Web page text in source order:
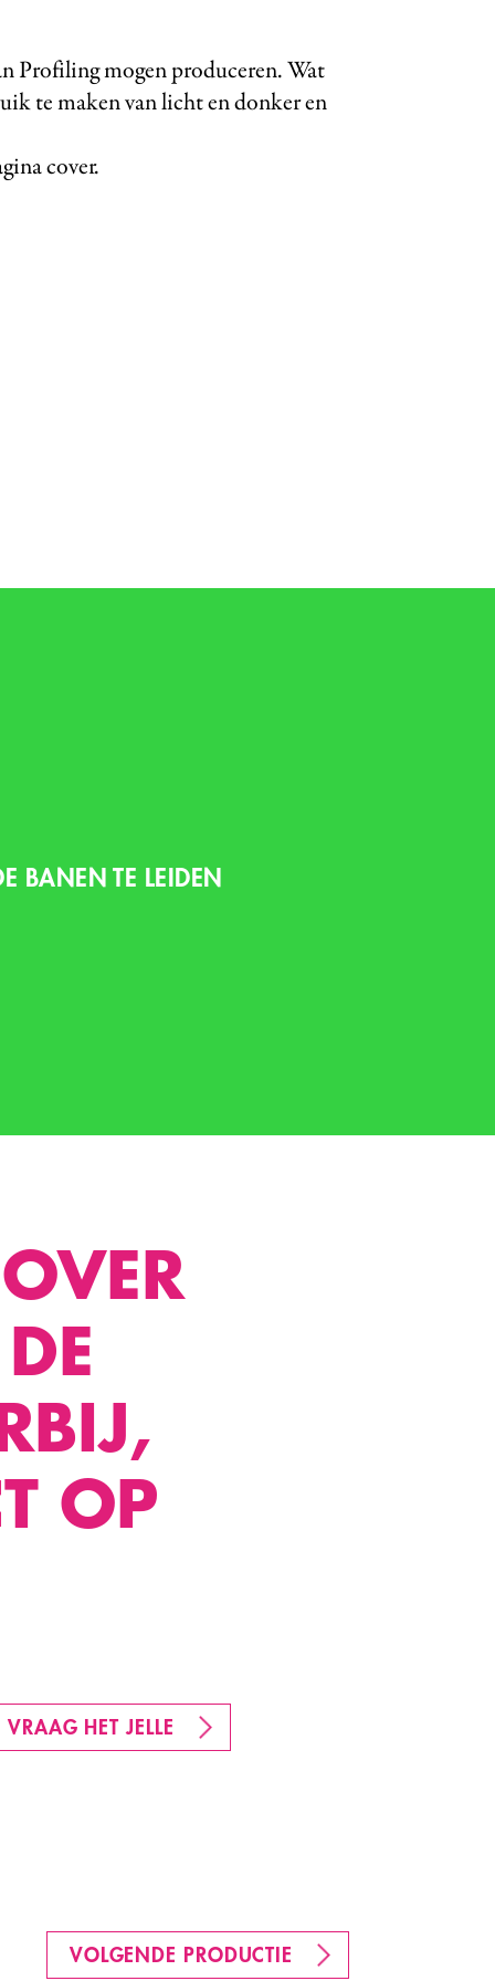
Profiling mogen produceren. Wat
te maken van licht en donker en
cover.
BANEN TE LEIDEN
OP
VRAAG HET JELLE
VOLGENDE PRODUCTIE